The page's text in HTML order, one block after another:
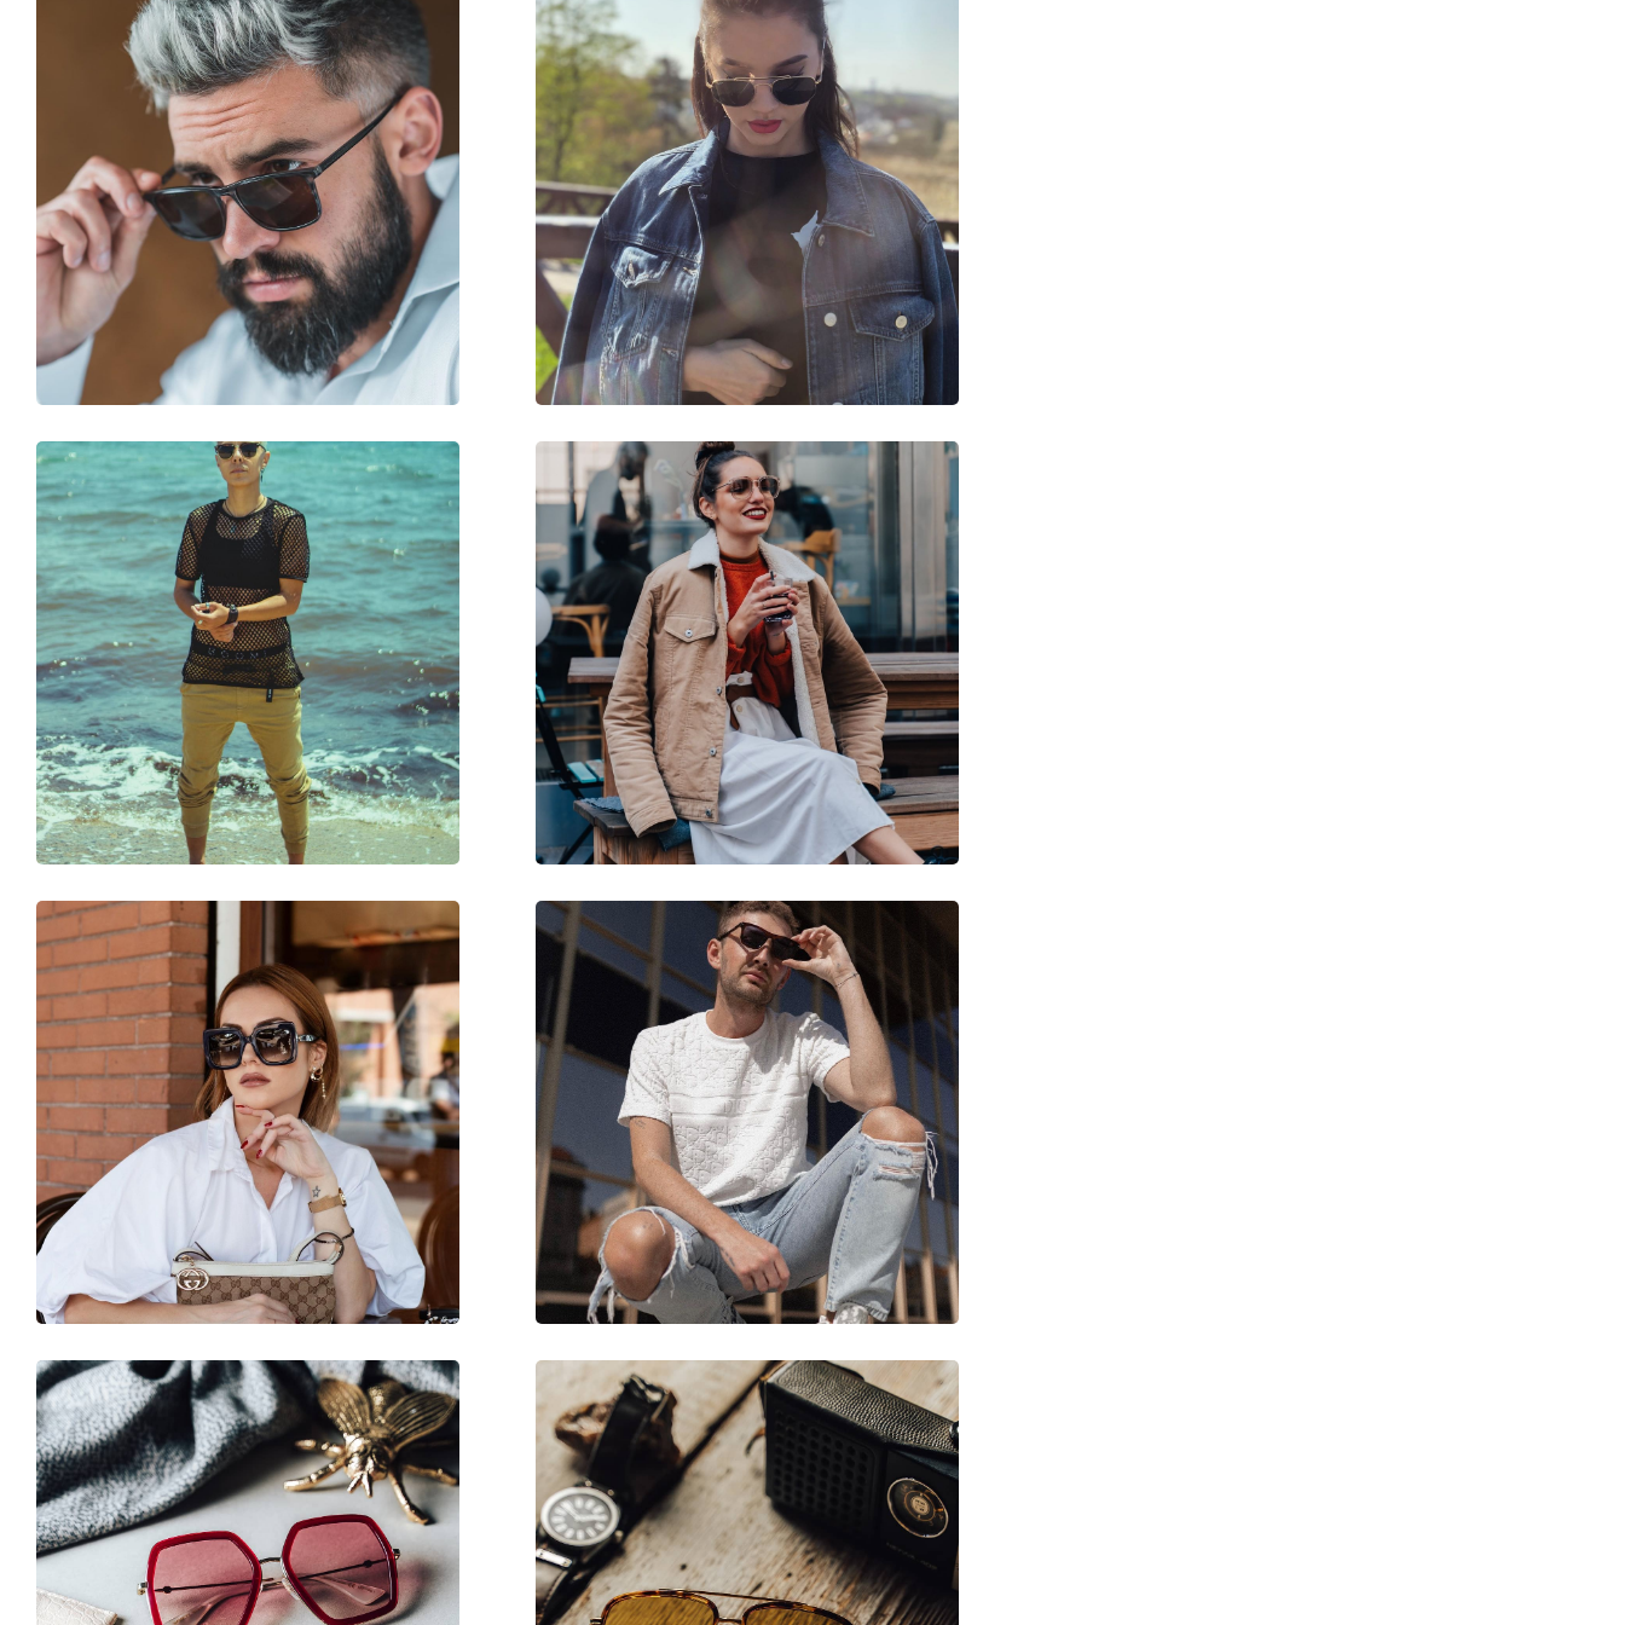
Forma ramei:
Pătrată
Culoarea ramei:
Maro
Materialul ramei :
Plastic
M
Lățimea ramei:
136 mm
Lungimea brațelor:
140 mm
Lățimea punții nazale:
17 mm
Greutate:
170 g
Pernițe reglabile pentru nas:
Nu
Balama flexibilă:
Nu
Accesorii
Suport:
Da
Lavetă pentru curățat:
Da
Altele
Sex:
Femei
Categorie:
Ochelari de soare
Brand:
Tommy Hilfiger
Utilizare:
Modă
Cod:
TH2105/S 086 GB 54